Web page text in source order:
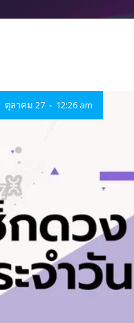
ตุลาคม 27 - 12:26 am